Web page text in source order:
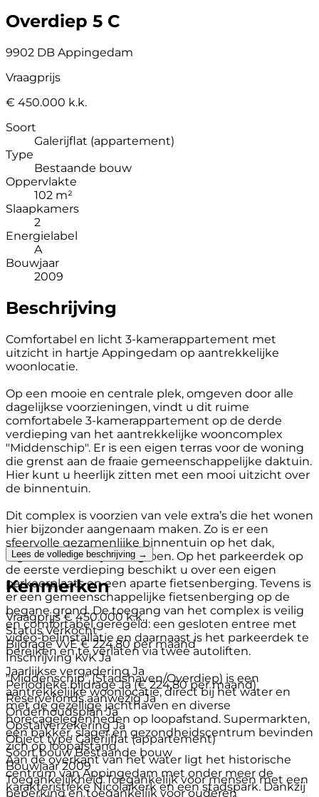
Overdiep 5 C
9902 DB Appingedam
Vraagprijs
€ 450.000 k.k.
Soort
Galerijflat (appartement)
Type
Bestaande bouw
Oppervlakte
102 m²
Slaapkamers
2
Energielabel
A
Bouwjaar
2009
Beschrijving
Comfortabel en licht 3-kamerappartement met
uitzicht in hartje Appingedam op aantrekkelijke
woonlocatie.
Op een mooie en centrale plek, omgeven door alle
dagelijkse voorzieningen, vindt u dit ruime
comfortabele 3-kamerappartement op de derde
verdieping van het aantrekkelijke wooncomplex
"Middenschip". Er is een eigen terras voor de woning
die grenst aan de fraaie gemeenschappelijke daktuin.
Hier kunt u heerlijk zitten met een mooi uitzicht over
de binnentuin.
Dit complex is voorzien van vele extra’s die het wonen
hier bijzonder aangenaam maken. Zo is er een
sfeervolle gezamenlijke binnentuin op het dak,
ingericht met zitjes en groen. Op het parkeerdek op
de eerste verdieping beschikt u over een eigen
parkeerplaats en een aparte fietsenberging. Tevens is
er een gemeenschappelijke fietsenberging op de
begane grond. De toegang van het complex is veilig
en comfortabel geregeld: een gesloten entree met
video-belinstallatie en daarnaast is het parkeerdek te
bereiken en te verlaten via twee autoliften.
"Middenschip" (Stadshaven/Overdiep) is een
aantrekkelijke woonlocatie, direct bij het water en
met de gezellige jachthaven en diverse
horecagelegenheden op loopafstand. Supermarkten,
een bakker, slager en gezondheidscentrum bevinden
zich op loopafstand.
Aan de overkant van het water ligt het historische
centrum van Appingedam met onder meer de
karakteristieke Nicolaïkerk en een stadspark. Dankzij
Lees de volledige beschrijving →
Kenmerken
Vraagprijs € 450.000 k.k.
Status Verkocht
Bijdrage VvE € 224,80 per maand
Inschrijving KvK Ja
Jaarlijkse vergadering Ja
Periodieke bijdrage Ja (€ 224,80 per maand)
Reservefonds aanwezig Ja
Onderhoudsplan Ja
Opstalverzekering Ja
Object type Galerijflat (appartement)
Soort bouw Bestaande bouw
Bouwjaar 2009
Toegankelijkheid Toegankelijk voor mensen met een
beperking en toegankelijk voor ouderen